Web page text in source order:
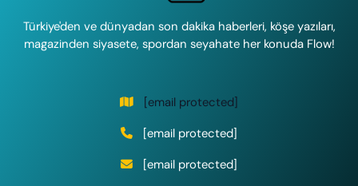
Türkiye'den ve dünyadan son dakika haberleri, köşe yazıları,
magazinden siyasete, spordan seyahate her konuda Flow!
[email protected]
[email protected]
[email protected]